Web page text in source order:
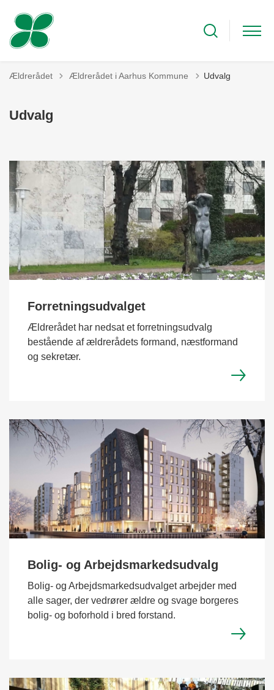
Ældrerådet Tilbage til
Ældrerådet i Aarhus Kommune Udvalg
Udvalg
Forretningsudvalget
Ældrerådet har nedsat et forretningsudvalg
bestående af ældrerådets formand, næstformand
og sekretær.
Bolig- og Arbejdsmarkedsudvalg
Bolig- og Arbejdsmarkedsudvalget arbejder med
alle sager, der vedrører ældre og svage borgeres
bolig- og boforhold i bred forstand.